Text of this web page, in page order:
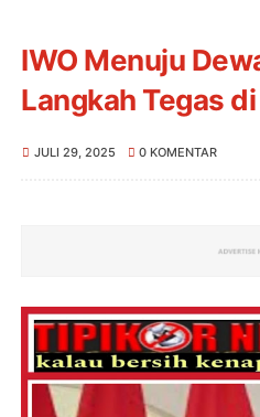
IWO Menuju
Langkah Tegas
JULI 29, 2025 0 KOMENTAR